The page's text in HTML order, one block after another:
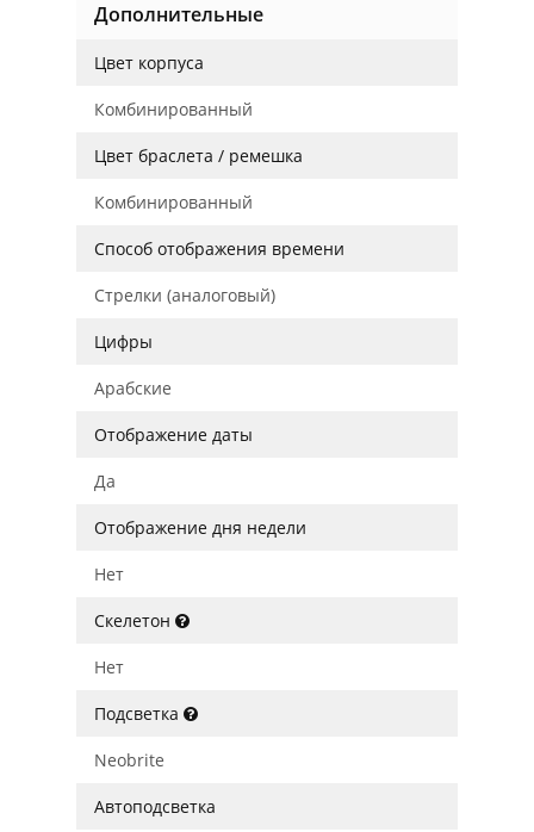
Дополнительные
Цвет корпуса
Комбинированный
Цвет браслета / ремешка
Комбинированный
Способ отображения времени
Стрелки (аналоговый)
Цифры
Арабские
Отображение даты
Да
Отображение дня недели
Нет
Скелетон
Нет
Подсветка
Neobrite
Автоподсветка